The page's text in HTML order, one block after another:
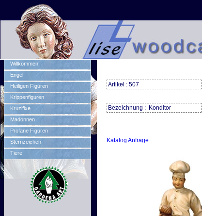
Willkommen
Engel
Heiligen Figuren
Krippenfiguren
Kruzifixe
Madonnen
Profane Figuren
Sternzeichen
Tiere
Artikel : 507
Bezeichnung : Konditor
Katalog Anfrage